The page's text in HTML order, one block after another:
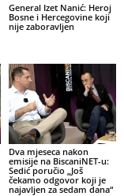
General Izet Nanić: Heroj
Bosne i Hercegovine koji
nije zaboravljen
Dva mjeseca nakon
emisije na BiscaniNET-u:
Sedić poručio „Još
čekamo odgovor koji je
najavljen za sedam dana“